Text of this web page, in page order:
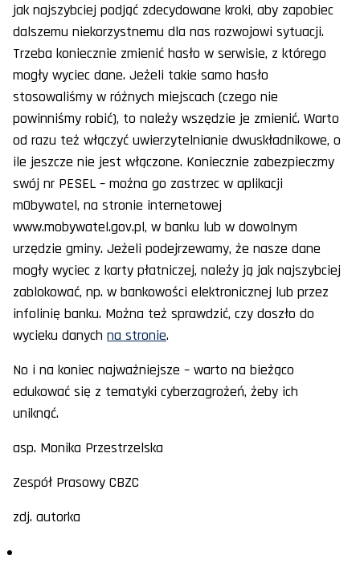
jak najszybciej podjąć zdecydowane kroki, aby zapobiec
dalszemu niekorzystnemu dla nas rozwojowi sytuacji.
Trzeba koniecznie zmienić hasło w serwisie, z którego
mogły wyciec dane. Jeżeli takie samo hasło
stosowaliśmy w różnych miejscach (czego nie
powinniśmy robić), to należy wszędzie je zmienić. Warto
od razu też włączyć uwierzytelnianie dwuskładnikowe, o
ile jeszcze nie jest włączone. Koniecznie zabezpieczmy
swój nr PESEL – można go zastrzec w aplikacji
mObywatel, na stronie internetowej
www.mobywatel.gov.pl, w banku lub w dowolnym
urzędzie gminy. Jeżeli podejrzewamy, że nasze dane
mogły wyciec z karty płatniczej, należy ją jak najszybciej
zablokować, np. w bankowości elektronicznej lub przez
infolinię banku. Można też sprawdzić, czy doszło do
wycieku danych na stronie.
No i na koniec najważniejsze – warto na bieżąco
edukować się z tematyki cyberzagrożeń, żeby ich
uniknąć.
asp. Monika Przestrzelska
Zespół Prasowy CBZC
zdj. autorka